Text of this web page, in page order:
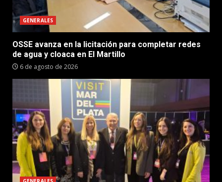
GENERALES
OSSE avanza en la licitación para completar redes
de agua y cloaca en El Martillo
6 de agosto de 2026